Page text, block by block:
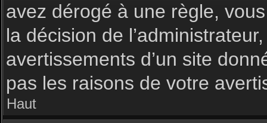
avez dérogé à une règle,
la décision de
avertissements d’un site
pas les raisons de votre
Haut